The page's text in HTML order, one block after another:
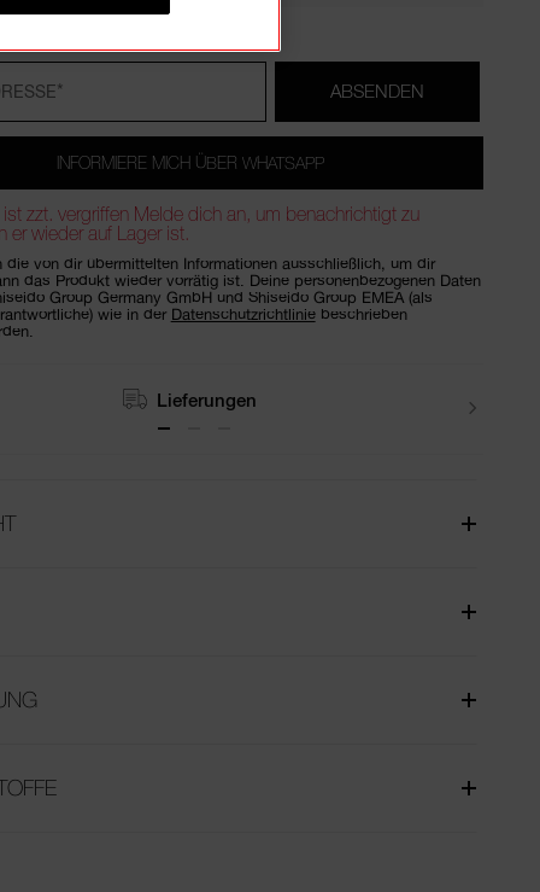
* ABSENDEN
INFORMIERE MICH ÜBER WHATSAPP
ist zzt. vergriffen Melde dich an, um benachrichtigt zu
er wieder auf Lager ist.
die von dir übermittelten Informationen ausschließlich, um dir
das Produkt wieder vorrätig ist. Deine personenbezogenen Daten
Group Germany GmbH und Shiseido Group EMEA (als
wie in der Datenschutzrichtliniebeschrieben
Retouren